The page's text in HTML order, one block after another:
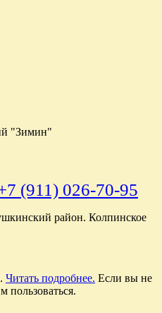
"Зимин"
(911) 026-70-95
район. Колпинское
Читать подробнее. Если вы не
пользоваться.